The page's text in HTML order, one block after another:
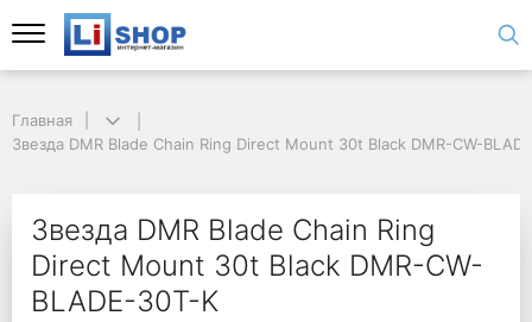
Главная
Звезда DMR Blade Chain Ring Direct Mount 30t Black DMR-CW-
Звезда DMR Blade Chain Ring
Direct Mount 30t Black DMR-CW-
BLADE-30T-K